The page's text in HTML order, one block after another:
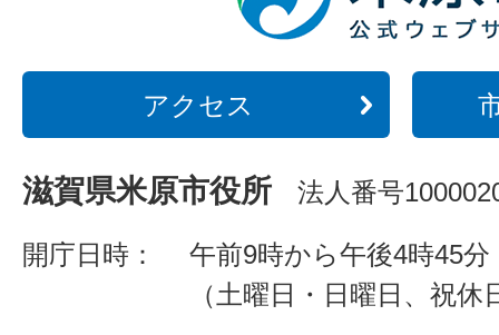
アクセス
滋賀県米原市役所 法人番号
開庁日時：
午前9時から午後4時45分
（土曜日・日曜日、祝